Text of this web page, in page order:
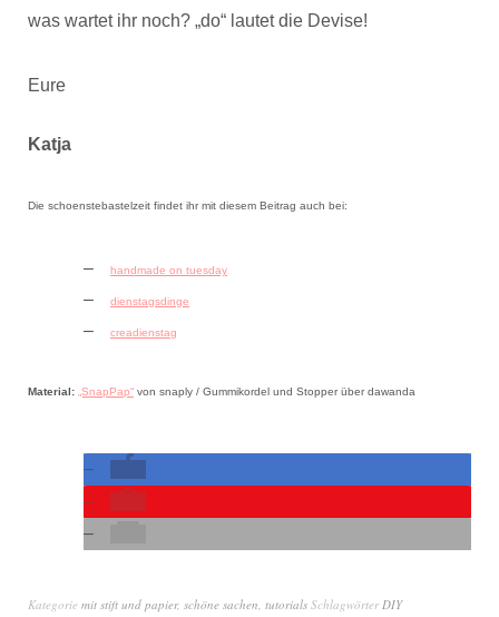
was wartet ihr noch? „do“ lautet die Devise!
Eure
Katja
Die schoenstebastelzeit findet ihr mit diesem Beitrag auch bei:
handmade on tuesday
dienstagsdinge
creadienstag
Material: „SnapPap“ von snaply / Gummikordel und Stopper über dawanda
Kategorie mit stift und papier, schöne sachen, tutorials SchlagwörterDIY